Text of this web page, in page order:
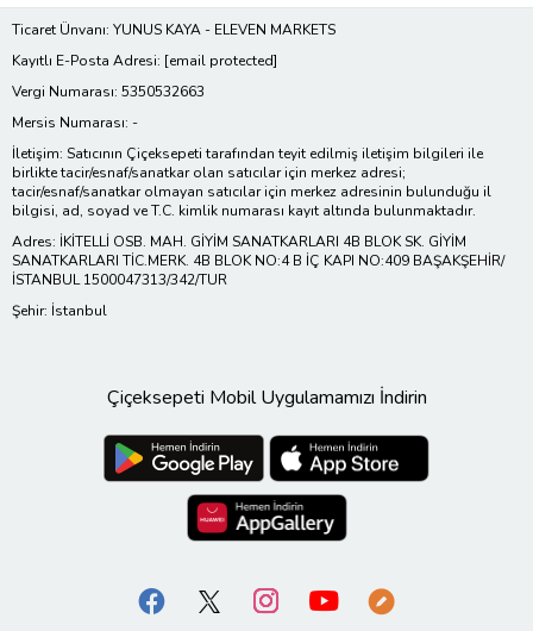
Ticaret Ünvanı: YUNUS KAYA - ELEVEN MARKETS
Kayıtlı E-Posta Adresi: [email protected]
Vergi Numarası: 5350532663
Mersis Numarası: -
İletişim: Satıcının Çiçeksepeti tarafından teyit edilmiş iletişim bilgileri ile
birlikte tacir/esnaf/sanatkar olan satıcılar için merkez adresi;
tacir/esnaf/sanatkar olmayan satıcılar için merkez adresinin bulunduğu il
bilgisi, ad, soyad ve T.C. kimlik numarası kayıt altında bulunmaktadır.
Adres: İKİTELLİ OSB. MAH. GİYİM SANATKARLARI 4B BLOK SK. GİYİM
SANATKARLARI TİC.MERK. 4B BLOK NO:4 B İÇ KAPI NO:409 BAŞAKŞEHİR/
İSTANBUL 1500047313/342/TUR
Şehir: İstanbul
Çiçeksepeti Mobil Uygulamamızı İndirin